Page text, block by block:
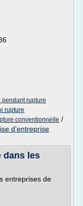
pendant rupture
rupture
conventionnelle /
d'entreprise
dans les
entreprises de